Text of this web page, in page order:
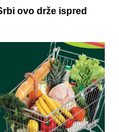
ovo drže ispred